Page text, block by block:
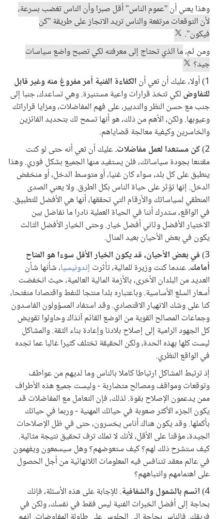
وهذا يعني أن"عموم الناس" أقل صبرا وأن الناس تغضب بسرعة،
لأن التوقعات مرتفعة والناس تريد الانجاز على طريقة "كن
فيكون".
ومن ثم،ما الذي تحتاج إلى معرفته لكي تصبح واضع سياسات
جيد؟
1) أولا، عليك أن تعي أن
الكفاءة الفنية أمر مفروغ منه وغير قابل
للتفاوض لكي تتخذ قرارات واعية مستنيرة. وهي تساعدك، جنبا إلى
جنب مع حسن النظر والتدبير، على فهم المفاضلات، ومزايا قراراتك
وعيوبها. ولكن، الأهم من ذلك، هو أنها تسمح لك بتحديد الفائزين
والخاسرين وكيفية معالجة قضاياهم.
2) كن مستعدا لعمل مفاضلات.عليك أن تعي أنه حتى لو كنت
مقتنعا بجودة سياساتك، فلن يستفيد منها الجميع بشكل فوري. وهذا
ينطبق على كل بلد، سواء كان غنيا، أو متوسط الدخل، أو منخفض
الدخل. إنها تؤثر على حياة الناس بكل الطرق. ولا يعني الصدى
المنطقي لسياساتك والأرقام التي تحققها، أنها هي الأفضل للتطبيق.
في الواقع، ستدرك أننا في الحياة العملية نادرا ما نفاضل بين
الاختيار الأفضل وثاني أفضل خيار. وحتى الخيار الأفضل الثالث
يكون في بعض الأحيان بعيد المنال.
3) في بعض الأحيان، قد يكون الخيار الأقل سوءا هو المتاح
أمامك.عندما كنت وزيرة للمالية، تأثرت إندونيسيا، شأنها شأن
العديد من البلدان الأخرى، بالأزمة المالية العالمية، حيث انخفضت
أسعار السلع الأساسية. وباعتباره بلدا منتجا للنفط واقتصادا منفتحا،
كنا على وشك الانهيار الاقتصادي. وقد استفاد المسؤولون الفاسدون
وجماعات المصالح القوية من الوضع القائم آنذاك وحاولوا تقويض
كل الجهود الرامية إلى إصلاح بلادنا وإعادة بناء الثقة. والمشاكل
ليست كلها بهذه الحدة، ولكن الحقيقة تختلف كثيرا غالبا عما تجده
في الواقع النظري.
إذ ترتبط المشاكل ارتباطا كاملا بالناس وما لديهم من عواطف
وتوقعات ومواقف ومصالح متضاربة - وليست جميع هذه الأطراف
ممن يدعمون الإصلاح بقوة. لذلك، فإن التعامل مع المفاضلات قد
يكون الجزء الأكثر صعوبة في حياتك المهنية - وربما في حياتك
بأكملها. وقد يكون هناك أناس يخسرون، حتى في ظل الإصلاحات
الجيدة، مؤقتا على الأقل، لأنك لا تملك ترف تحقيق نتيجة مثالية.
كيف ستشرح ذلك لهم؟ كيف ستعوضهم؟ وهل سيسمعون ويفهمون
في عالم معقد تتنافس فيه المعلومات اللانهائية من أجل الحصول
على اهتمامهم وانتباههم؟
4) اتسم بالشمول والشفافية. للإجابة على هذه الأسئلة، فإنك
بحاجة إلى أفضل الخبرات الفنية ليس فقط في نفسك، ولكن في